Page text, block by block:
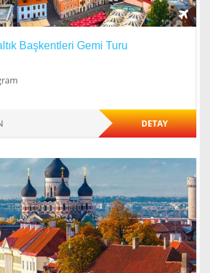
Başkentleri Gemi Turu
DETAY